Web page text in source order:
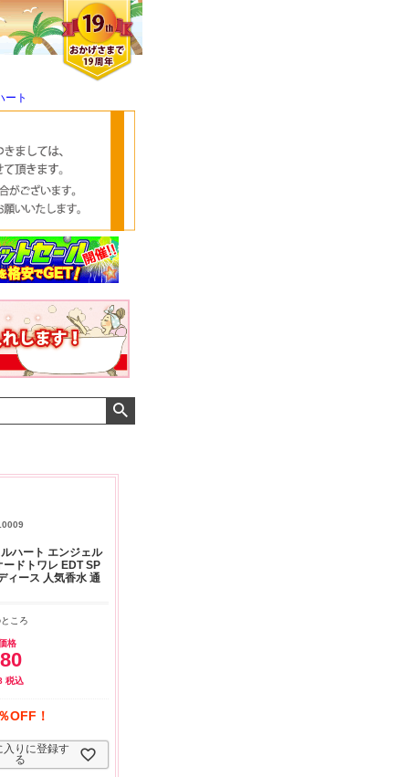
ート
ハート エンジェル
ードトワレ EDT SP
ィース 人気香水 通
ころ
格
税込
OFF！
入りに登録す
る
クロエさん
よろしくお願い
おまけありがとうございま
した。早速レビューを書き